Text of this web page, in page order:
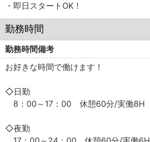
・即日スタートOK！
勤務時間
勤務時間備考
お好きな時間で働けます！
◇日勤
8：00～17：00 休憩60分/実働8H
◇夜勤